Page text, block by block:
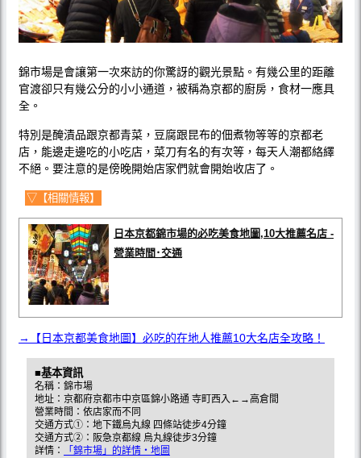
錦市場是會讓第一次來訪的你驚訝的觀光景點。有幾公里的距離
官渡卻只有幾公分的小小通道，被稱為京都的廚房，食材一應具
全。
特別是醃漬品跟京都青菜，豆腐跟昆布的佃煮物等等的京都老
店，能邊走邊吃的小吃店，菜刀有名的有次等，每天人潮都絡繹
不絕。要注意的是傍晚開始店家們就會開始收店了。
▽【相關情報】
日本京都錦市場的必吃美食地圖,10大推薦名店 -
營業時間･交通
→【日本京都美食地圖】必吃的在地人推薦10大名店全攻略！
■基本資訊
名稱：錦市場
地址：京都府京都市中京區錦小路通 寺町西入←→高倉間
營業時間：依店家而不同
交通方式①：地下鐵烏丸線 四條站徒步4分鐘
交通方式②：阪急京都線 烏丸線徒步3分鐘
詳情：
「錦市場」的詳情・地圖